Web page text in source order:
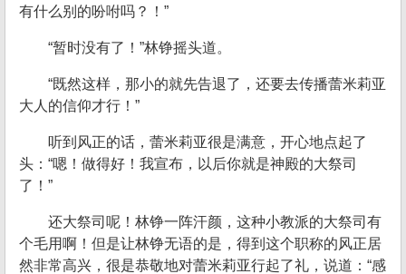
有什么别的吩咐吗？！”
“暂时没有了！”林铮摇头道。
“既然这样，那小的就先告退了，还要去传播蕾米莉亚
大人的信仰才行！”
听到风正的话，蕾米莉亚很是满意，开心地点起了
头：“嗯！做得好！我宣布，以后你就是神殿的大祭司
了！”
还大祭司呢！林铮一阵汗颜，这种小教派的大祭司有
个毛用啊！但是让林铮无语的是，得到这个职称的风正居
然非常高兴，很是恭敬地对蕾米莉亚行起了礼，说道：“感